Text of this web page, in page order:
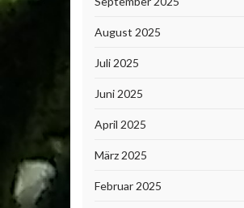
August 2025
Juli 2025
Juni 2025
April 2025
März 2025
Februar 2025